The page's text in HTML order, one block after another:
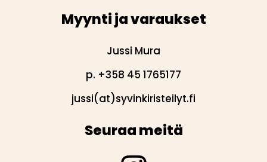
Myynti ja varaukset
Jussi Mura
p. +358 45 1765177
jussi(at)syvinkiristeilyt.fi
Seuraa meitä